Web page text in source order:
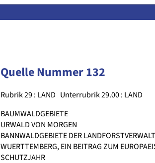
Quelle Nummer 132
Rubrik 29 : LAND Unterrubrik 29.00 : LAND
BAUMWALDGEBIETE
URWALD VON MORGEN
BANNWALDGEBIETE DER
WUERTTEMBERG, EIN BEITRAG ZUM
SCHUTZJAHR